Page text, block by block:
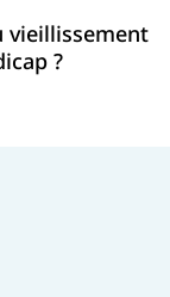
vieillissement
?